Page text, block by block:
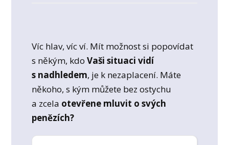
Víc hlav, víc ví. Mít možnost si popovídat
s někým, kdoVaši situaci vidí
s nadhledem, je k nezaplacení. Máte
někoho, s kým můžete bez ostychu
a zcela otevřene mluvit o svých
penězích?